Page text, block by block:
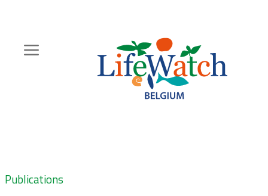
content
Zoeknavigatie
Publications